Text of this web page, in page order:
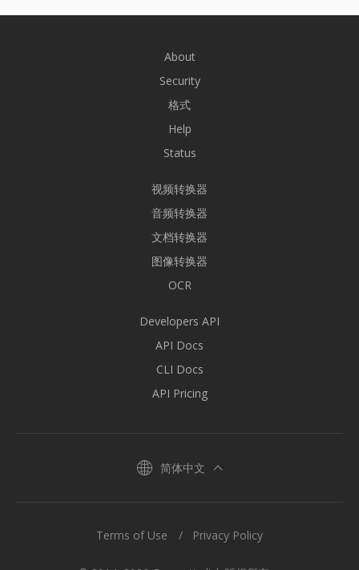
About
Security
格式
Help
Status
视频转换器
音频转换器
文档转换器
图像转换器
OCR
Developers API
API Docs
CLI Docs
API Pricing
简体中文
Terms of Use Privacy Policy